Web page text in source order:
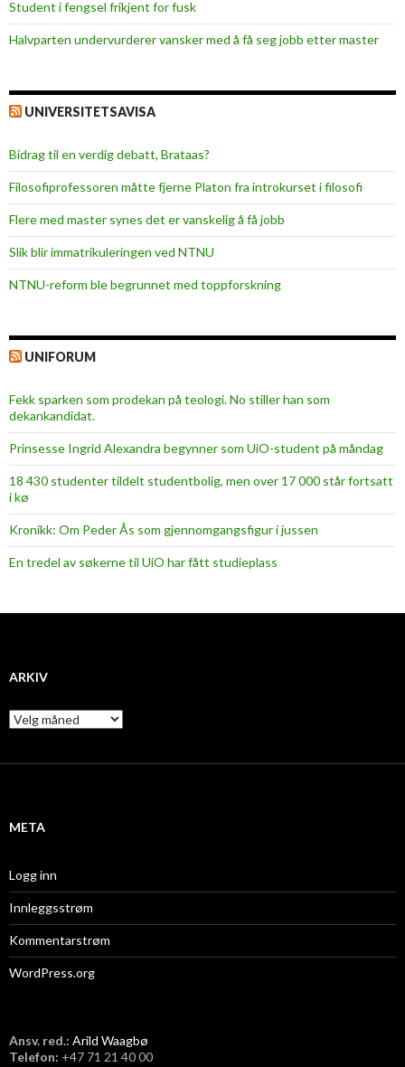
Student i fengsel frikjent for fusk
Halvparten undervurderer vansker med å få seg jobb etter master
UNIVERSITETSAVISA
Bidrag til en verdig debatt, Brataas?
Filosofiprofessoren måtte fjerne Platon fra introkurset i filosofi
Flere med master synes det er vanskelig å få jobb
Slik blir immatrikuleringen ved NTNU
NTNU-reform ble begrunnet med toppforskning
UNIFORUM
Fekk sparken som prodekan på teologi. No stiller han som
dekankandidat.
Prinsesse Ingrid Alexandra begynner som UiO-student på måndag
18 430 studenter tildelt studentbolig, men over 17 000 står fortsatt
i kø
Kronikk: Om Peder Ås som gjennomgangsfigur i jussen
En tredel av søkerne til UiO har fått studieplass
ARKIV
A
r
i
META
Logg inn
Innleggsstrøm
Kommentarstrøm
WordPress.org
Ansv. red.: Arild Waagbø
Telefon: ​+47 71 21 40 00